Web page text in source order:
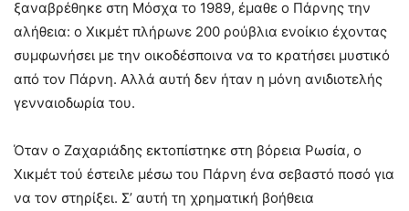
ξαναβρέθηκε στη Μόσχα το 1989, έμαθε ο Πάρνης την
αλήθεια: ο Χικμέτ πλήρωνε 200 ρούβλια ενοίκιο έχοντας
συμφωνήσει με την οικοδέσποινα να το κρατήσει μυστικό
από τον Πάρνη. Αλλά αυτή δεν ήταν η μόνη ανιδιοτελής
γενναιοδωρία του.
Όταν ο Ζαχαριάδης εκτοπίστηκε στη βόρεια Ρωσία, ο
Χικμέτ τού έστειλε μέσω του Πάρνη ένα σεβαστό ποσό για
να τον στηρίξει. Σ’ αυτή τη χρηματική βοήθεια